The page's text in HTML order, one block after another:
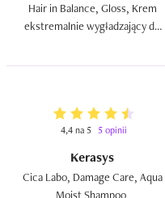
Hair in Balance, Gloss, Krem
ekstremalnie wygładzający do
4,4 na 5 5 opinii
Kerasys
Cica Labo, Damage Care, Aqua